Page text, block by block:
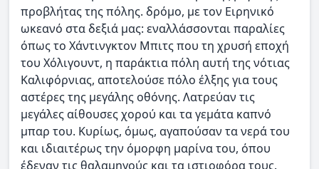
προβλήτας της πόλης. δρόμο, με τον Ειρηνικό
ωκεανό στα δεξιά μας: εναλλάσσονται παραλίες
όπως το Χάντινγκτον Μπιτς που τη χρυσή εποχή
του Χόλιγουντ, η παράκτια πόλη αυτή της νότιας
Καλιφόρνιας, αποτελούσε πόλο έλξης για τους
αστέρες της μεγάλης οθόνης. Λατρεύαν τις
μεγάλες αίθουσες χορού και τα γεμάτα καπνό
μπαρ του. Κυρίως, όμως, αγαπούσαν τα νερά του
και ιδιαιτέρως την όμορφη μαρίνα του, όπου
έδεναν τις θαλαμηγούς και τα ιστιοφόρα τους.